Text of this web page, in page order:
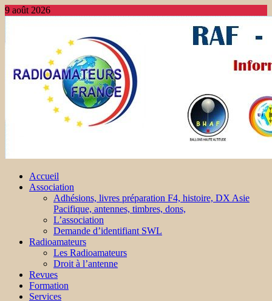
9 août 2026
Accueil
Association
Adhésions, livres préparation F4, histoire, DX Asie
Pacifique, antennes, timbres, dons,
L’association
Demande d’identifiant SWL
Radioamateurs
Les Radioamateurs
Droit à l’antenne
Revues
Formation
Services